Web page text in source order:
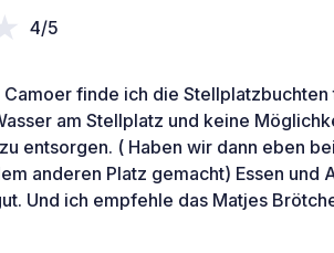
4/5
Camoer finde ich die
am Stellplatz und keine
entsorgen. ( Haben wir dann eben
anderen Platz gemacht) Essen und
Und ich empfehle das Matjes